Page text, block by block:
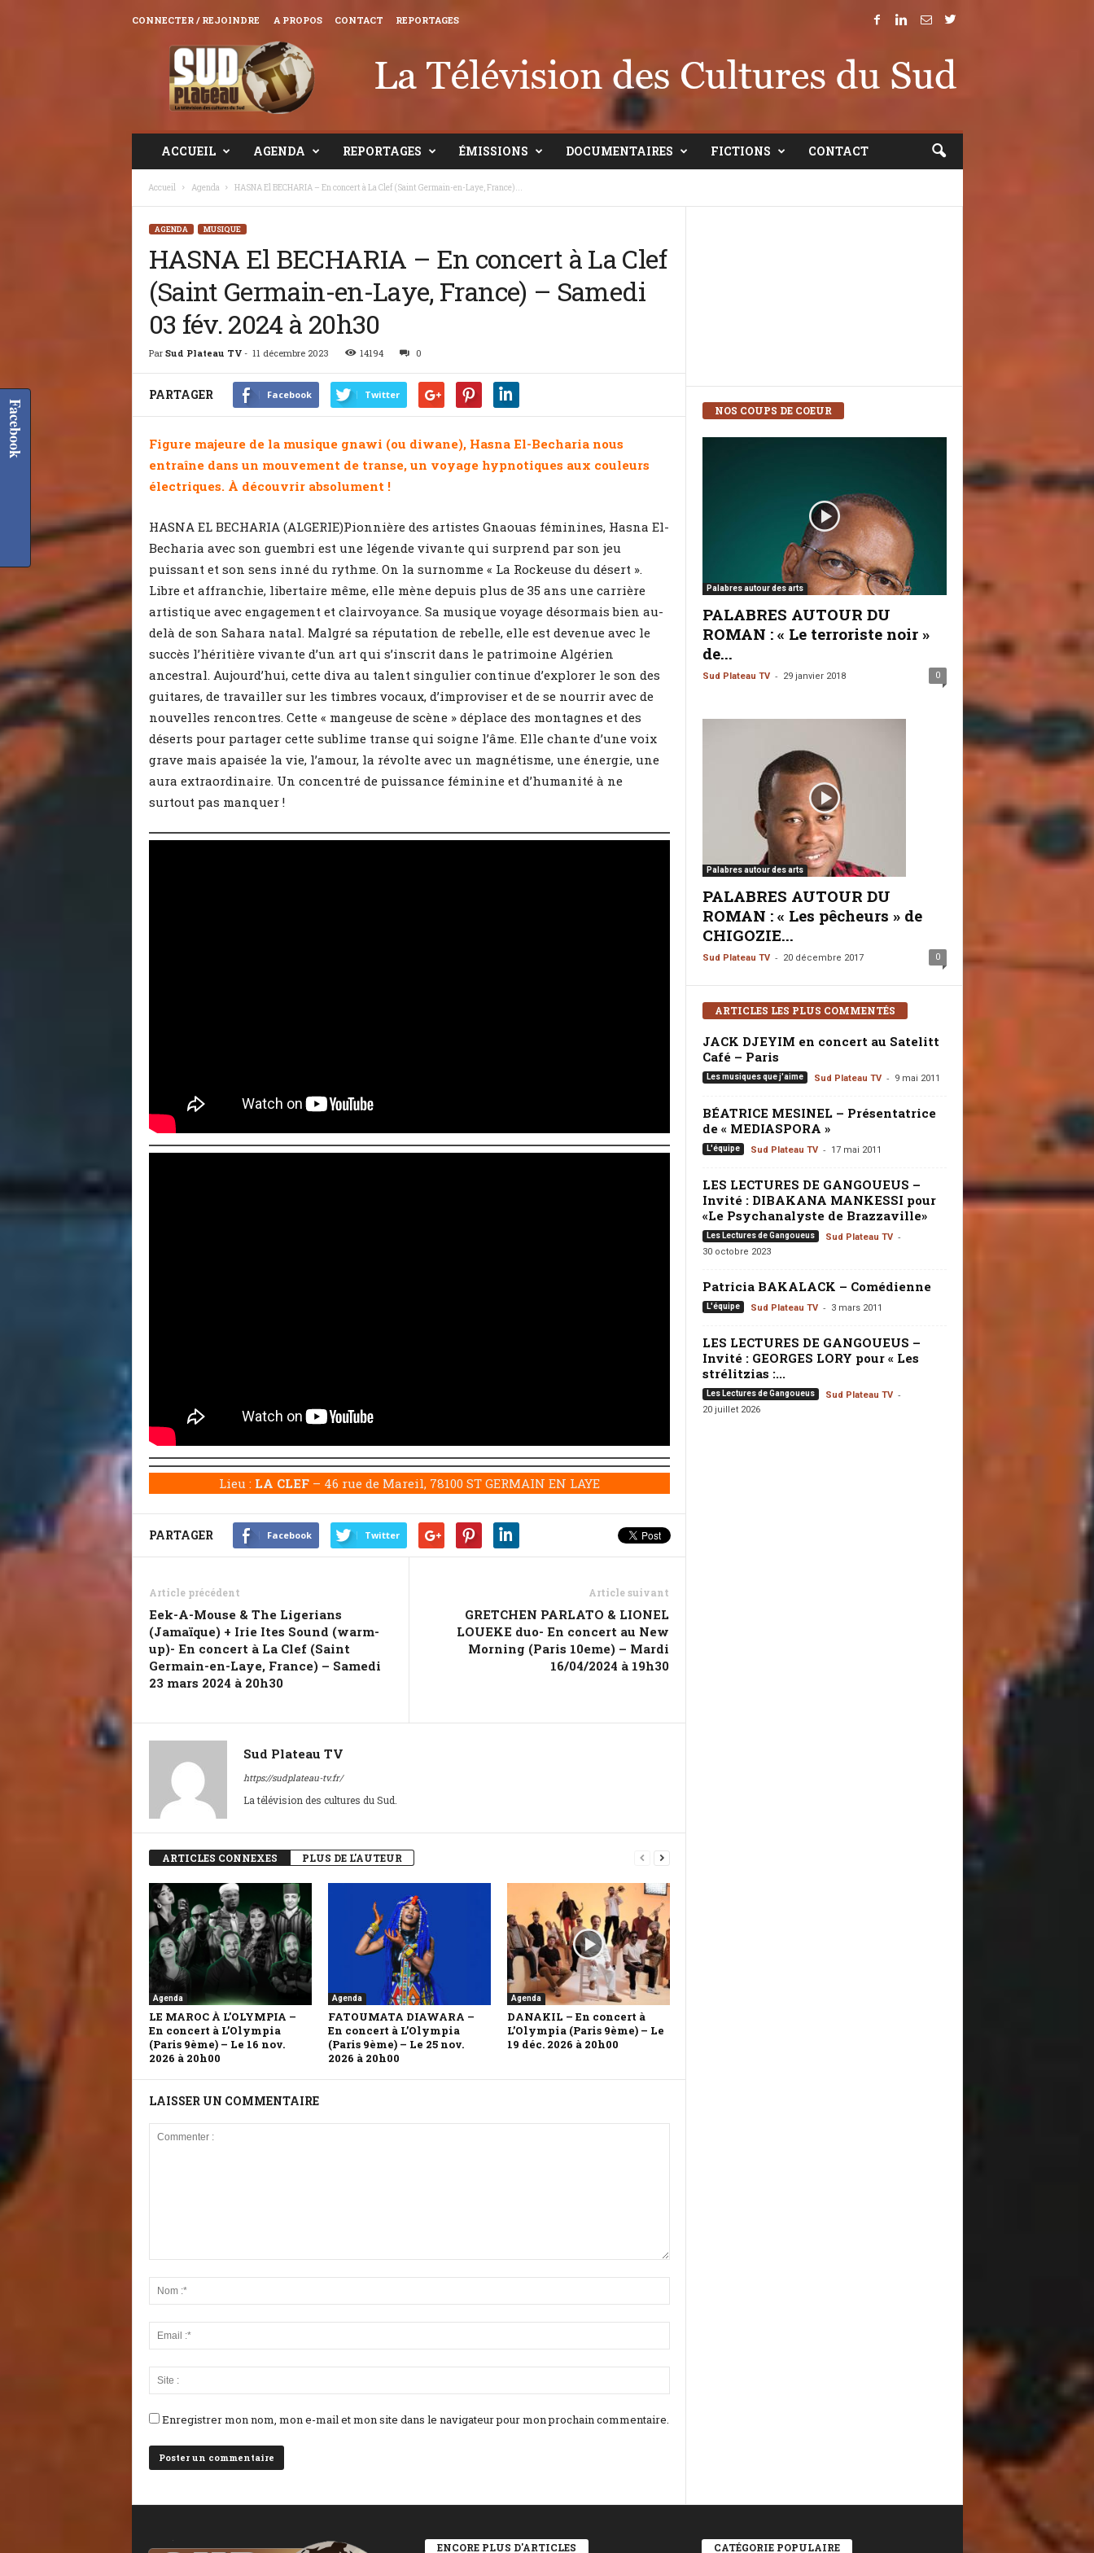
CONNECTER / REJOINDRE A PROPOS CONTACT REPORTAGES
ACCUEIL AGENDA REPORTAGES ÉMISSIONS DOCUMENTAIRES FICTIONS CONTACT
Accueil Agenda HASNA El BECHARIA – En concert à La Clef (Saint Germain-en-Laye, France)...
AGENDA MUSIQUE
HASNA El BECHARIA – En concert à La Clef
(Saint Germain-en-Laye, France) – Samedi
03 fév. 2024 à 20h30
Par Sud Plateau TV- 11 décembre 2023 14194 0
PARTAGER Facebook Twitter
Figure majeure de la musique gnawi (ou diwane), Hasna El-Becharia nous
entraîne dans un mouvement de transe, un voyage hypnotiques aux couleurs
électriques. À découvrir absolument !
HASNA EL BECHARIA (ALGERIE)Pionnière des artistes Gnaouas féminines, Hasna El-
Becharia avec son guembri est une légende vivante qui surprend par son jeu
puissant et son sens inné du rythme. On la surnomme « La Rockeuse du désert ».
Libre et affranchie, libertaire même, elle mène depuis plus de 35 ans une carrière
artistique avec engagement et clairvoyance. Sa musique voyage désormais bien au-
delà de son Sahara natal. Malgré sa réputation de rebelle, elle est devenue avec le
succès l’héritière vivante d’un art qui s’inscrit dans le patrimoine Algérien
ancestral. Aujourd’hui, cette diva au talent singulier continue d’explorer le son des
guitares, de travailler sur les timbres vocaux, d’improviser et de se nourrir avec de
nouvelles rencontres. Cette « mangeuse de scène » déplace des montagnes et des
déserts pour partager cette sublime transe qui soigne l’âme. Elle chante d’une voix
grave mais apaisée la vie, l’amour, la révolte avec un magnétisme, une énergie, une
aura extraordinaire. Un concentré de puissance féminine et d’humanité à ne
surtout pas manquer !
Lieu : LA CLEF – 46 rue de Mareil, 78100 ST GERMAIN EN LAYE
PARTAGER Facebook Twitter
Article précédent
Eek-A-Mouse & The Ligerians
(Jamaïque) + Irie Ites Sound (warm-
up)- En concert à La Clef (Saint
Germain-en-Laye, France) – Samedi
23 mars 2024 à 20h30
Article suivant
GRETCHEN PARLATO & LIONEL
LOUEKE duo- En concert au New
Morning (Paris 10eme) – Mardi
16/04/2024 à 19h30
Sud Plateau TV
https://sudplateau-tv.fr/
La télévision des cultures du Sud.
ARTICLES CONNEXES PLUS DE L'AUTEUR
Agenda
LE MAROC À L’OLYMPIA –
En concert à L’Olympia
(Paris 9ème) – Le 16 nov.
2026 à 20h00
Agenda
FATOUMATA DIAWARA –
En concert à L’Olympia
(Paris 9ème) – Le 25 nov.
2026 à 20h00
Agenda
DANAKIL – En concert à
L’Olympia (Paris 9ème) – Le
19 déc. 2026 à 20h00
LAISSER UN COMMENTAIRE
Enregistrer mon nom, mon e-mail et mon site dans le navigateur pour mon prochain commentaire.
NOS COUPS DE COEUR
Palabres autour des arts
PALABRES AUTOUR DU
ROMAN : « Le terroriste noir »
de...
Sud Plateau TV - 29 janvier 2018 0
Palabres autour des arts
PALABRES AUTOUR DU
ROMAN : « Les pêcheurs » de
CHIGOZIE...
Sud Plateau TV - 20 décembre 2017 0
ARTICLES LES PLUS COMMENTÉS
JACK DJEYIM en concert au Satelitt
Café – Paris
Les musiques que j'aime Sud Plateau TV - 9 mai 2011
BÉATRICE MESINEL – Présentatrice
de « MEDIASPORA »
L'équipe Sud Plateau TV - 17 mai 2011
LES LECTURES DE GANGOUEUS –
Invité : DIBAKANA MANKESSI pour
«Le Psychanalyste de Brazzaville»
Les Lectures de Gangoueus Sud Plateau TV -
30 octobre 2023
Patricia BAKALACK – Comédienne
L'équipe Sud Plateau TV - 3 mars 2011
LES LECTURES DE GANGOUEUS –
Invité : GEORGES LORY pour « Les
strélitzias :...
Les Lectures de Gangoueus Sud Plateau TV -
20 juillet 2026
ENCORE PLUS D'ARTICLES CATÉGORIE POPULAIRE
Facebook